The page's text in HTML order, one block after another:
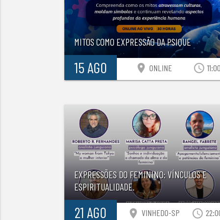
MITOS COMO EXPRESSÃO DA PSIQUE
15 AGO location_on ONLINE access_time
EXPRESSÕES DO FEMININO: VÍNCULOS E
ESPIRITUALIDADE.
21 AGO location_on VINHEDO-SP access_time